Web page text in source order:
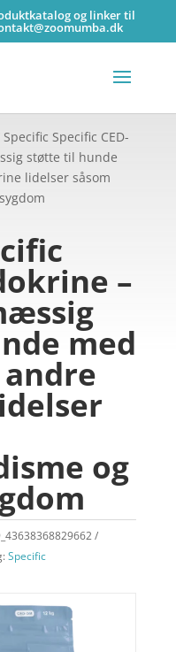
og linker til
Specific CED-
støtte til hunde
lidelser såsom
–
med
og
Specific